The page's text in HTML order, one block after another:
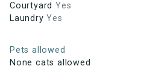
Courtyard Yes
Laundry Yes
Pets allowed
None cats allowed